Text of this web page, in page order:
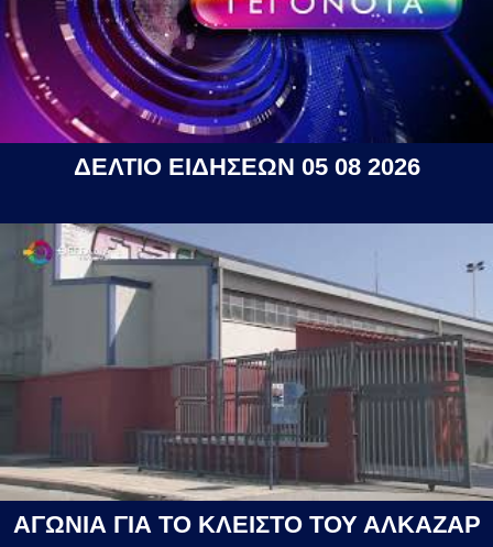
ΔΕΛΤΙΟ ΕΙΔΗΣΕΩΝ 05 08 2026
ΑΓΩΝΙΑ ΓΙΑ ΤΟ ΚΛΕΙΣΤΟ ΤΟΥ ΑΛΚΑΖΑΡ